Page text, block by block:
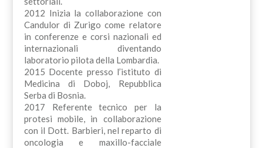
2012 Inizia la collaborazione con
Candulor di Zurigo come relatore
in conferenze e corsi nazionali ed
internazionali diventando
laboratorio pilota della Lombardia.
2015 Docente presso l’istituto di
Medicina di Doboj, Repubblica
Serba di Bosnia.
2017 Referente tecnico per la
protesi mobile, in collaborazione
con il Dott. Barbieri, nel reparto di
oncologia e maxillo-facciale